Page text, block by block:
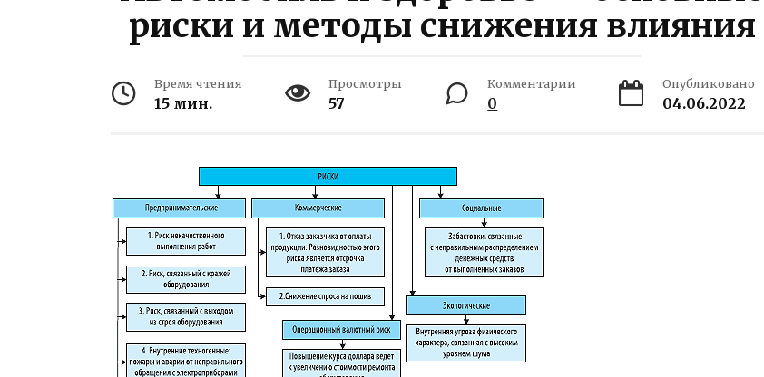
риски и методы снижения влияния
Время чтения
15 мин.
Просмотры
57
Комментарии
0
Опубликовано
04.06.2022